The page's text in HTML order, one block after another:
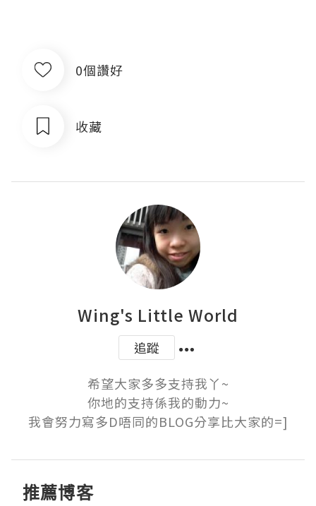
0個讚好
收藏
Wing's Little World
追蹤
希望大家多多支持我丫~
你地的支持係我的動力~
我會努力寫多D唔同的BLOG分享比大家的=]
推薦博客